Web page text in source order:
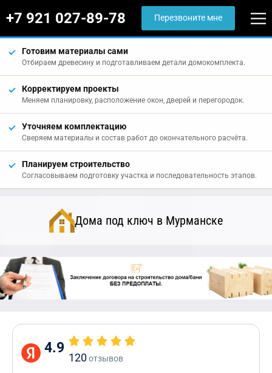
+7 921 027-89-78 Перезвоните мне
Готовим материалы сами
Отбираем древесину и подготавливаем детали домокомплекта.
Корректируем проекты
Меняем планировку, расположение окон, дверей и перегородок.
Уточняем комплектацию
Сверяем материалы и состав работ до окончательного расчёта.
Планируем строительство
Согласовываем подготовку участка и последовательность этапов.
Дома под ключ в Мурманске
4.9
120отзывов